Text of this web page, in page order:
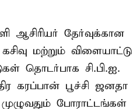
ஆசிரியர் தேர்வுக்கான
மற்றும் விளையாட்டு
தொடர்பாக சி.பி.ஐ.
கரப்பான் பூச்சி ஜனதா
முழுவதும் போராட்டங்கள்